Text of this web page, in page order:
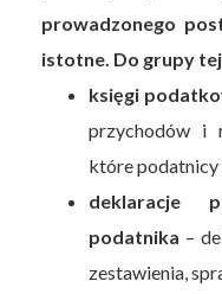
prowadzonego
istotne. Do grupy
księgi
przychodów i
które
deklaracje
podatnika –
zestawienia,